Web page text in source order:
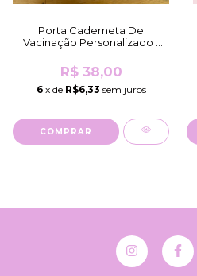
Porta Caderneta De
Vacinação Personalizado -
Caderneta/K...
R$ 38,00
6x de R$6,33 sem juros
COMPRAR